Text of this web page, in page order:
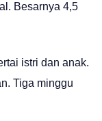
Besarnya 4,5
istri dan anak.
Tiga minggu